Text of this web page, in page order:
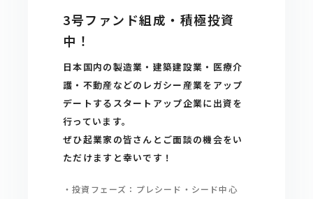
3号ファンド組成・積極投資
中！
日本国内の製造業・建築建設業・医療介
護・不動産などのレガシー産業をアップ
デートするスタートアップ企業に出資を
行っています。
ぜひ起業家の皆さんとご面談の機会をい
ただけますと幸いです！
・投資フェーズ：プレシード・シード中心